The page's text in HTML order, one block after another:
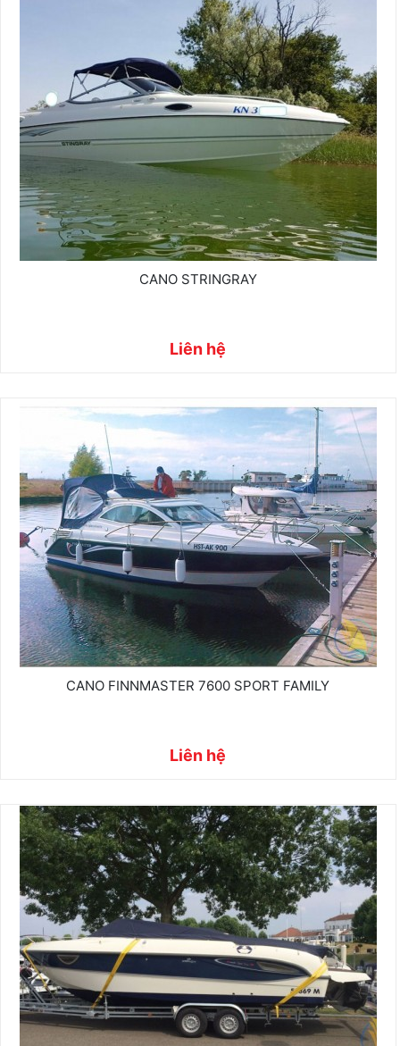
CANO STRINGRAY
Liên hệ
CANO FINNMASTER 7600 SPORT FAMILY
Liên hệ